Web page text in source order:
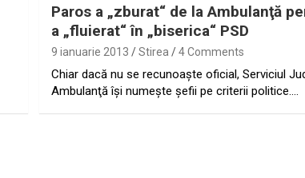
Paros a „zburat“ de la Ambulanţă
a „fluierat“ în „biserica“ PSD
9 ianuarie 2013 Stirea 4 Comments
Chiar dacă nu se recunoaşte oficial, Serviciul
Ambulanţă îşi numeşte şefii pe criterii politice.…